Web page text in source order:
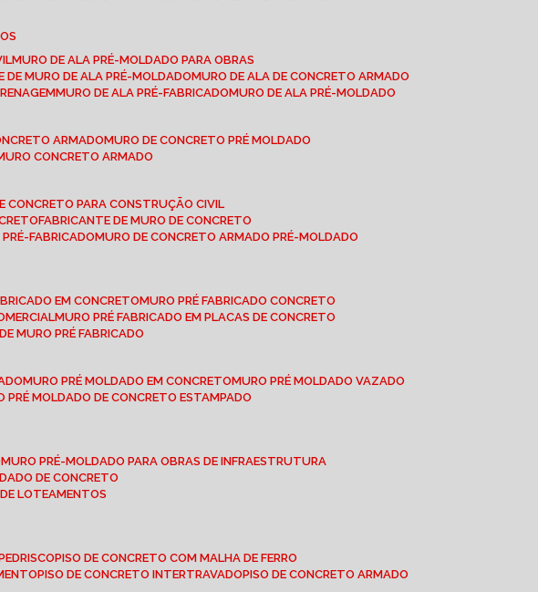
MURO DE ALA PRÉ-MOLDADO PARA OBRAS
DE MURO DE ALA PRÉ-MOLDADO
MURO DE ALA DE CONCRETO ARMADO
MURO DE ALA PRÉ-FABRICADO
MURO DE ALA PRÉ-MOLDADO
ARMADO
MURO DE CONCRETO PRÉ MOLDADO
MURO CONCRETO ARMADO
CONCRETO PARA CONSTRUÇÃO CIVIL
FABRICANTE DE MURO DE CONCRETO
PRÉ-FABRICADO
MURO DE CONCRETO ARMADO PRÉ-MOLDADO
EM CONCRETO
MURO PRÉ FABRICADO CONCRETO
MURO PRÉ FABRICADO EM PLACAS DE CONCRETO
MURO PRÉ FABRICADO
MURO PRÉ MOLDADO EM CONCRETO
MURO PRÉ MOLDADO VAZADO
PRÉ MOLDADO DE CONCRETO ESTAMPADO
MURO PRÉ-MOLDADO PARA OBRAS DE INFRAESTRUTURA
DE CONCRETO
LOTEAMENTOS
PISO DE CONCRETO COM MALHA DE FERRO
PISO DE CONCRETO INTERTRAVADO PISO DE CONCRETO ARMADO